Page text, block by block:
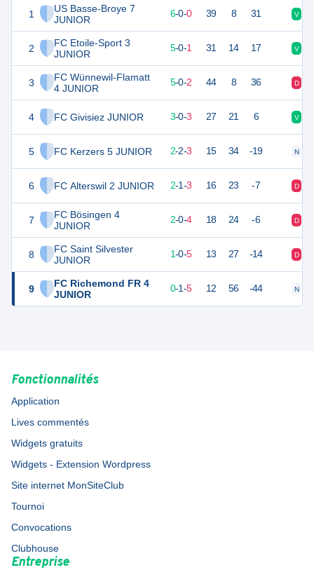
1
US Basse-Broye 7
JUNIOR
2
FC Etoile-Sport 3
JUNIOR
3
FC Wünnewil-Flamatt
4 JUNIOR
4 FC Givisiez JUNIOR
5 FC Kerzers 5 JUNIOR
6 FC Alterswil 2 JUNIOR
7
FC Bösingen 4
JUNIOR
8
FC Saint Silvester
JUNIOR
9
FC Richemond FR 4
JUNIOR
18 6-0-0 39 8 31 V
15 5-0-1 31 14 17 V
15 7 5-0-2 44 8 36 D
9 3-0-3 27 21 6 V
8 7 2-2-3 15 34 -19 N
7 6 2-1-3 16 23 -7 D
2-0-4 18 24 -6 D
3 1-0-5 13 27 -14 D
1 6 0-1-5 12 56 -44 N
Fonctionnalités
Application
Lives commentés
Widgets gratuits
Widgets - Extension Wordpress
Site internet MonSiteClub
Tournoi
Convocations
Clubhouse
Entreprise